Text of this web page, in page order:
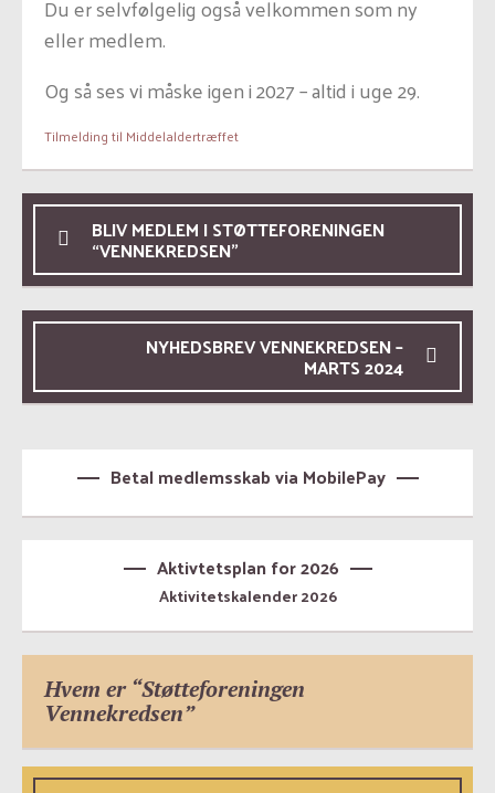
Du er selvfølgelig også velkommen som ny
eller medlem.
Og så ses vi måske igen i 2027 – altid i uge 29.
Tilmelding til Middelaldertræffet
BLIV MEDLEM I STØTTEFORENINGEN
“VENNEKREDSEN”
NYHEDSBREV VENNEKREDSEN –
MARTS 2024
Betal medlemsskab via MobilePay
Aktivtetsplan for 2026
Aktivitetskalender 2026
Hvem er “Støtteforeningen
Vennekredsen”